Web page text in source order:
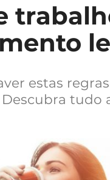
estas
tudo